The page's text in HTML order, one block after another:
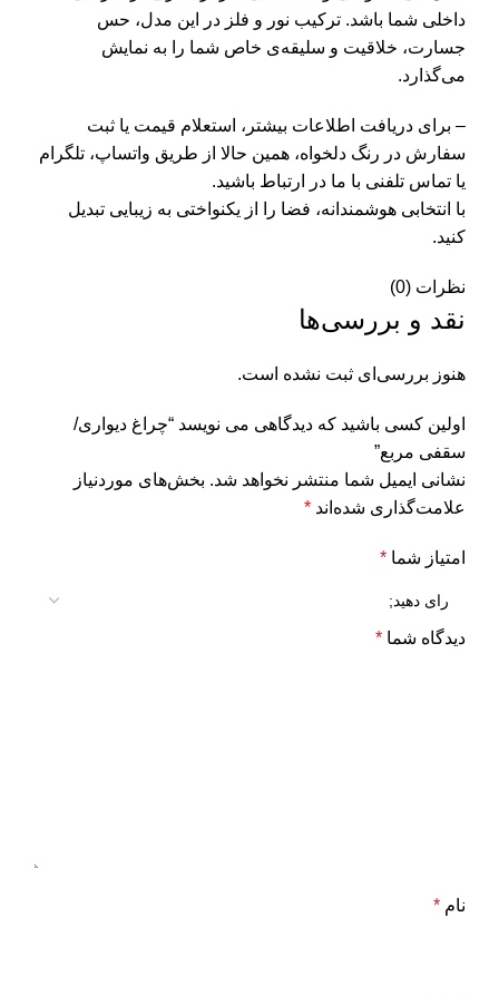
داخلی شما باشد. ترکیب نور و فلز در این مدل، حس
جسارت، خلاقیت و سلیقه‌ی خاص شما را به نمایش
می‌گذارد.
– برای دریافت اطلاعات بیشتر، استعلام قیمت یا ثبت
سفارش در رنگ دلخواه، همین حالا از طریق واتساپ، تلگرام
یا تماس تلفنی با ما در ارتباط باشید.
با انتخابی هوشمندانه، فضا را از یکنواختی به زیبایی تبدیل
کنید.
نظرات (0)
نقد و بررسی‌ها
هنوز بررسی‌ای ثبت نشده است.
اولین کسی باشید که دیدگاهی می نویسد “چراغ دیواری/
سقفی مربع”
نشانی ایمیل شما منتشر نخواهد شد. بخش‌های موردنیاز
علامت‌گذاری شده‌اند *
امتیاز شما *
دیدگاه شما *
نام *